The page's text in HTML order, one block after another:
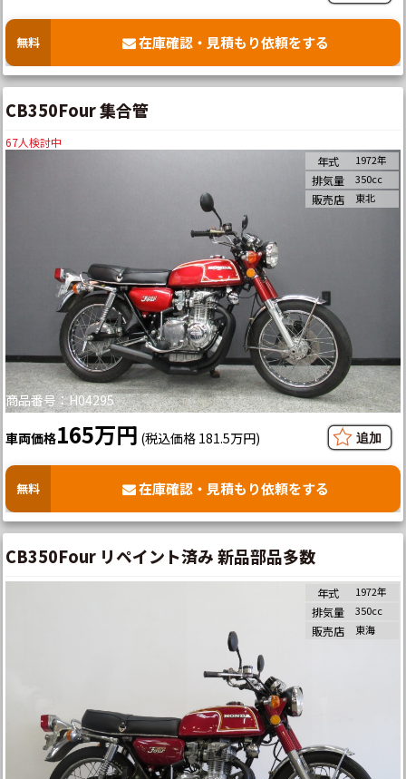
無料 在庫確認・見積もり依頼をする
CB350Four 集合管
67人検討中
商品番号：H04295
年式 1972年
排気量 350cc
販売店 東北
車両価格165万円 (税込価格 181.5万円)
無料 在庫確認・見積もり依頼をする
CB350Four リペイント済み 新品部品多数
年式 1972年
排気量 350cc
販売店 東海